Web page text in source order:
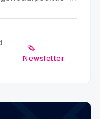
🗞️
Newsletter